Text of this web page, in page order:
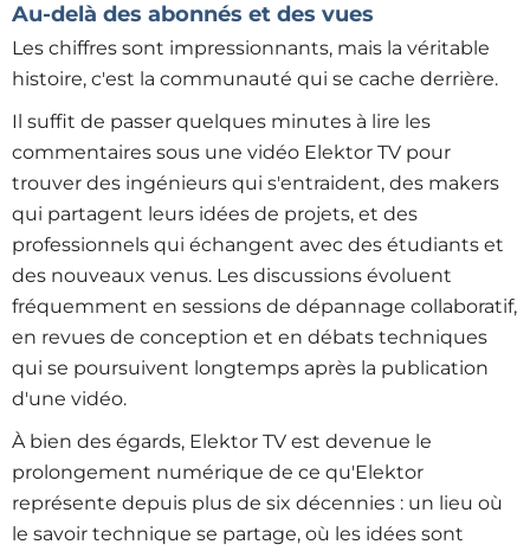
Au-delà des abonnés et des vues
Les chiffres sont impressionnants, mais la véritable
histoire, c'est la communauté qui se cache derrière.
Il suffit de passer quelques minutes à lire les
commentaires sous une vidéo Elektor TV pour
trouver des ingénieurs qui s'entraident, des makers
qui partagent leurs idées de projets, et des
professionnels qui échangent avec des étudiants et
des nouveaux venus. Les discussions évoluent
fréquemment en sessions de dépannage collaboratif,
en revues de conception et en débats techniques
qui se poursuivent longtemps après la publication
d'une vidéo.
À bien des égards, Elektor TV est devenue le
prolongement numérique de ce qu'Elektor
représente depuis plus de six décennies : un lieu où
le savoir technique se partage, où les idées sont